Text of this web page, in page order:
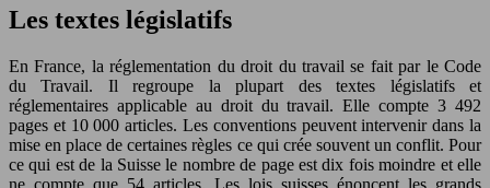
Les textes législatifs
En France, la réglementation du droit du travail se fait par le Code
du Travail. Il regroupe la plupart des textes législatifs et
réglementaires applicable au droit du travail. Elle compte 3 492
pages et 10 000 articles. Les conventions peuvent intervenir dans la
mise en place de certaines règles ce qui crée souvent un conflit. Pour
ce qui est de la Suisse le nombre de page est dix fois moindre et elle
ne compte que 54 articles. Les lois suisses énoncent les grands